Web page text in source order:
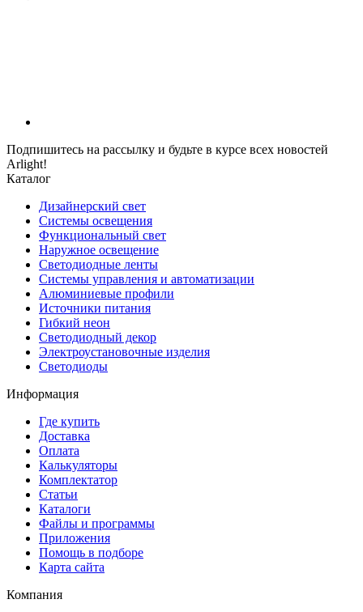
Подпишитесь на рассылку и будьте в курсе всех новостей
Arlight!
Каталог
Дизайнерский свет
Системы освещения
Функциональный свет
Наружное освещение
Светодиодные ленты
Системы управления и автоматизации
Алюминиевые профили
Источники питания
Гибкий неон
Светодиодный декор
Электроустановочные изделия
Светодиоды
Информация
Где купить
Доставка
Оплата
Калькуляторы
Комплектатор
Статьи
Каталоги
Файлы и программы
Приложения
Помощь в подборе
Карта сайта
Компания